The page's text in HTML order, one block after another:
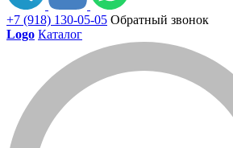
+7 (918) 130-05-05 Обратный звонок
Logo Каталог